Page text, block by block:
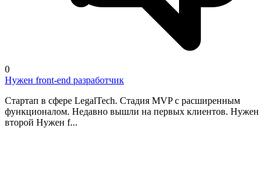
0
Нужен front-end разработчик
Стартап в сфере LegalTech. Стадия MVP с расширенным
функционалом. Недавно вышли на первых клиентов. Нужен
второй Нужен f...